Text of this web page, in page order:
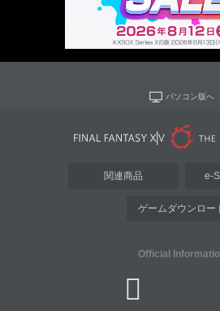
パソコン版へ
関連商品 e-
ゲームダウンロー
Official